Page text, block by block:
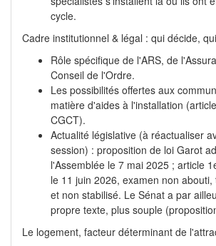
cycle.
Cadre institutionnel & légal : qui décide,
Rôle spécifique de l'ARS, de
Conseil de l'Ordre.
Les possibilités offertes aux
matière d'aides à l'installation
CGCT).
Actualité législative (à réactualiser
session) : proposition de loi Garot
l'Assemblée le 7 mai 2025 ; article
le 11 juin 2026, examen non
et non stabilisé. Le Sénat a par
propre texte, plus souple
Le logement, facteur déterminant de